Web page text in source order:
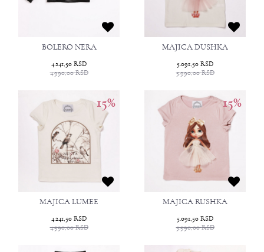
BOLERO NERA
4.241,50 RSD
4.990,00RSD
MAJICA DUSHKA
5.091,50 RSD
5.990,00RSD
15%
MAJICA LUMEE
4.241,50 RSD
4.990,00RSD
15%
MAJICA RUSHKA
5.091,50 RSD
5.990,00RSD